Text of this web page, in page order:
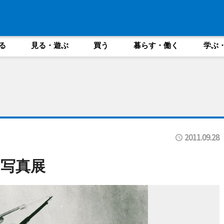
見る・遊ぶ 買う 暮らす・働く 学ぶ
2011.09.28
真展